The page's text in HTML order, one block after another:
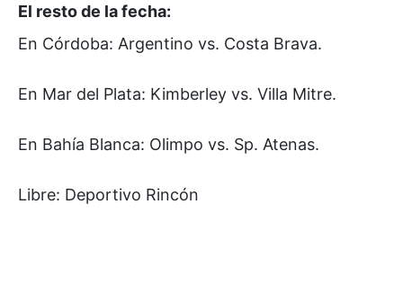
El resto de la fecha:
En Córdoba: Argentino vs. Costa Brava.
En Mar del Plata: Kimberley vs. Villa Mitre.
En Bahía Blanca: Olimpo vs. Sp. Atenas.
Libre: Deportivo Rincón